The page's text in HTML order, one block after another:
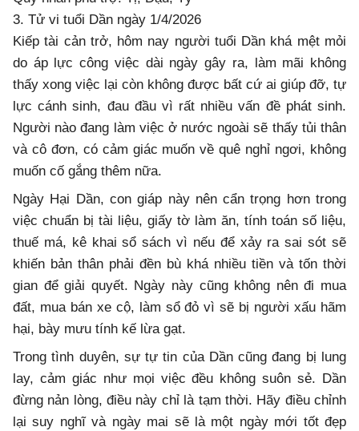
3. Tử vi tuổi Dần ngày 1/4/2026
Kiếp tài cản trở, hôm nay người tuổi Dần khá mệt mỏi
do áp lực công việc dài ngày gây ra, làm mãi không
thấy xong việc lại còn không được bất cứ ai giúp đỡ, tự
lực cánh sinh, đau đầu vì rất nhiều vấn đề phát sinh.
Người nào đang làm việc ở nước ngoài sẽ thấy tủi thân
và cô đơn, có cảm giác muốn về quê nghỉ ngơi, không
muốn cố gắng thêm nữa.
Ngày Hại Dần, con giáp này nên cẩn trọng hơn trong
việc chuẩn bị tài liệu, giấy tờ làm ăn, tính toán số liệu,
thuế má, kê khai sổ sách vì nếu để xảy ra sai sót sẽ
khiến bản thân phải đền bù khá nhiều tiền và tốn thời
gian để giải quyết. Ngày này cũng không nên đi mua
đất, mua bán xe cộ, làm sổ đỏ vì sẽ bị người xấu hãm
hại, bày mưu tính kế lừa gạt.
Trong tình duyên, sự tự tin của Dần cũng đang bị lung
lay, cảm giác như mọi việc đều không suôn sẻ. Dần
đừng nản lòng, điều này chỉ là tạm thời. Hãy điều chỉnh
lại suy nghĩ và ngày mai sẽ là một ngày mới tốt đẹp